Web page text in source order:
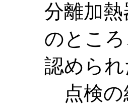
分離加
のとこ
認められ
点検の